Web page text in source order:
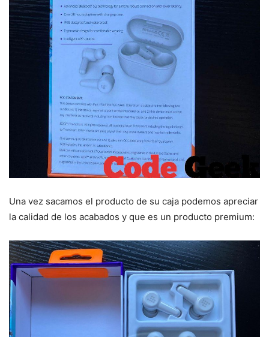
Una vez sacamos el producto de su caja podemos apreciar
la calidad de los acabados y que es un producto premium: